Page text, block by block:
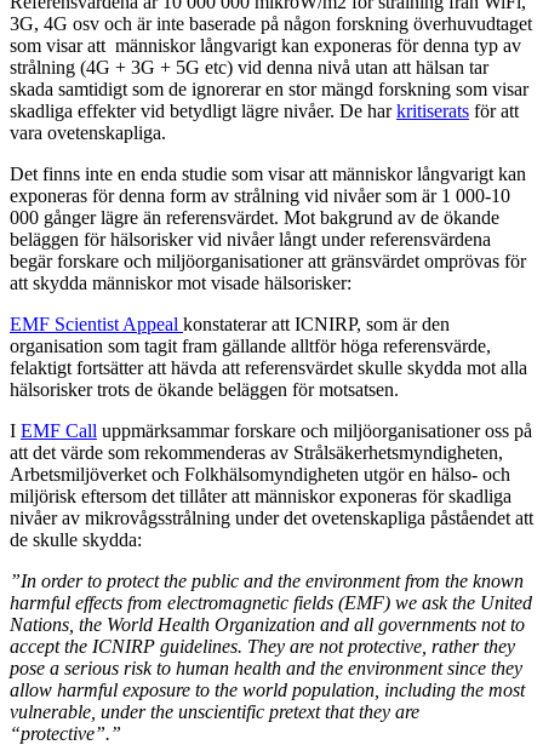
3G, 4G osv och är inte baserade på någon forskning överhuvudtaget
som visar att människor långvarigt kan exponeras för denna typ av
strålning (4G + 3G + 5G etc) vid denna nivå utan att hälsan tar
skada samtidigt som de ignorerar en stor mängd forskning som visar
skadliga effekter vid betydligt lägre nivåer. De harkritiserats för att
vara ovetenskapliga.
Det finns inte en enda studie som visar att människor långvarigt kan
exponeras för denna form av strålning vid nivåer som är 1 000-10
000 gånger lägre än referensvärdet. Mot bakgrund av de ökande
beläggen för hälsorisker vid nivåer långt under referensvärdena
begär forskare och miljöorganisationer att gränsvärdet omprövas för
att skydda människor mot visade hälsorisker:
EMF Scientist Appeal konstaterar att ICNIRP, som är den
organisation som tagit fram gällande alltför höga referensvärde,
felaktigt fortsätter att hävda att referensvärdet skulle skydda mot alla
hälsorisker trots de ökande beläggen för motsatsen.
I EMF Call uppmärksammar forskare och miljöorganisationer oss på
att det värde som rekommenderas av Strålsäkerhetsmyndigheten,
Arbetsmiljöverket och Folkhälsomyndigheten utgör en hälso- och
miljörisk eftersom det tillåter att människor exponeras för skadliga
nivåer av mikrovågsstrålning under det ovetenskapliga påståendet att
de skulle skydda:
”In order to protect the public and the environment from the known
harmful effects from electromagnetic fields (EMF) we ask the United
Nations, the World Health Organization and all governments not to
accept the ICNIRP guidelines. They are not protective, rather they
pose a serious risk to human health and the environment since they
allow harmful exposure to the world population, including the most
vulnerable, under the unscientific pretext that they are
“protective”.”